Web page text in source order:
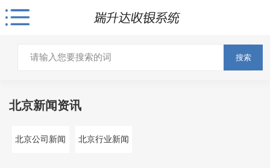
搜索
北京新闻资讯
北京公司新闻 北京行业新闻